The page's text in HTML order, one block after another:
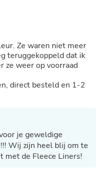
Ze waren niet meer
teruggekoppeld dat ik
ze weer op voorraad
direct besteld en 1-2
je geweldige
Wij zijn heel blij om te
met de Fleece Liners!